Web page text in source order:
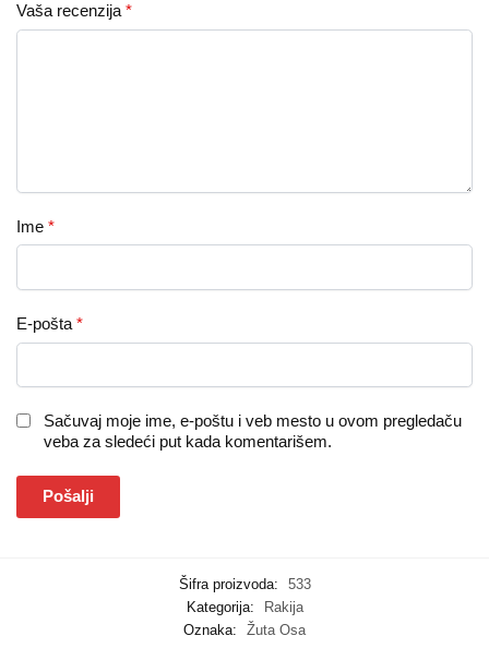
Vaša recenzija *
Ime *
E-pošta *
Sačuvaj moje ime, e-poštu i veb mesto u ovom pregledaču
veba za sledeći put kada komentarišem.
Šifra proizvoda:
533
Kategorija:
Rakija
Oznaka:
Žuta Osa